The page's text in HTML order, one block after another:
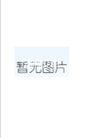
课程介绍